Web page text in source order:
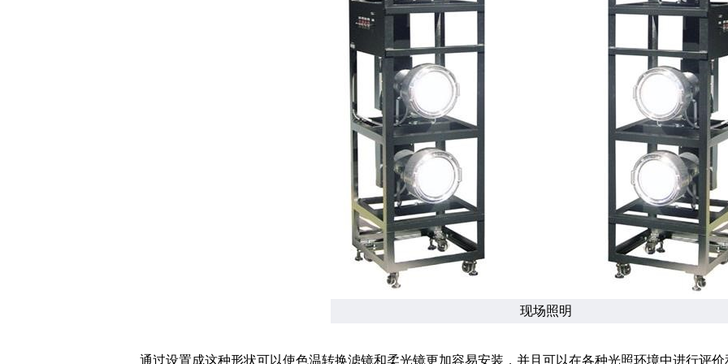
现场照明
通过设置成这种形状可以使色温转换滤镜和柔光镜更加容易安装，并且可以在各种光照环境中进行评价